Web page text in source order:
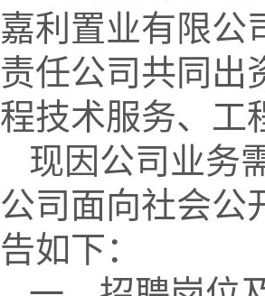
嘉利置业有限公
责任公司共同出
程技术服务、工
现因公司业务
公司面向社会公
告如下：